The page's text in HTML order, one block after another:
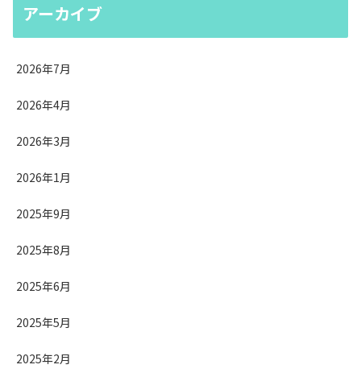
アーカイブ
2026年7月
2026年4月
2026年3月
2026年1月
2025年9月
2025年8月
2025年6月
2025年5月
2025年2月